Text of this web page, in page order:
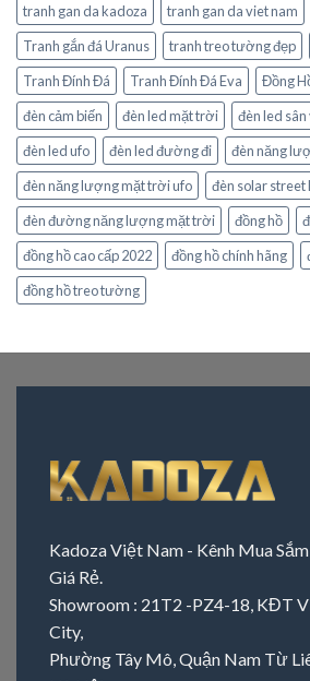
tranh gan da kadoza
tranh gan da viet nam
Tranh gắn đá Uranus
tranh treo tường đẹp
Tranh Đính Đá
Tranh Đính Đá Eva
Đồng
đèn cảm biến
đèn led mặt trời đèn led
đèn led ufo
đèn led đường đi
đèn năng
đèn năng lượng mặt trời ufo
đèn solar street
đèn đường năng lượng mặt trời
đồng hồ
đồng hồ cao cấp 2022
đồng hồ chính hãng
đồng hồ treo tường
Kadoza Việt Nam - Kênh Mua
Giá Rẻ.
Showroom : 21T2 -PZ4-18, KĐT
City,
Phường Tây Mô, Quận Nam Từ